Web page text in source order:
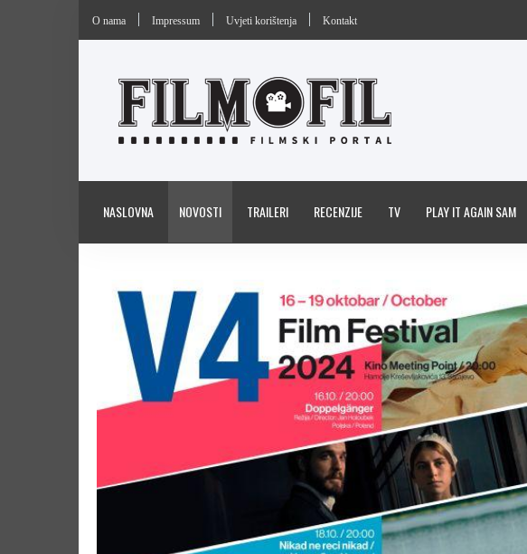
O nama Impressum Uvjeti korištenja Kontakt
NASLOVNA NOVOSTI TRAILERI RECENZIJE TV PLAY IT AGAIN SAM